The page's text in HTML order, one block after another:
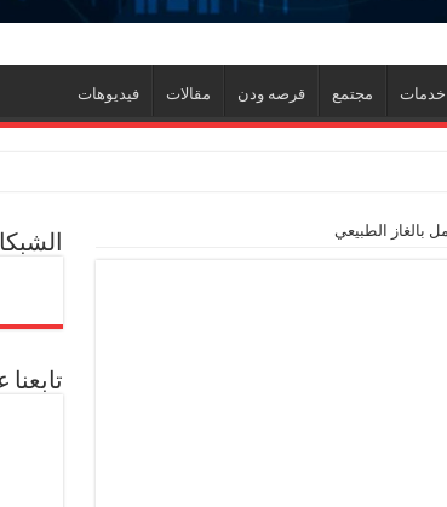
خدمات مجتمع قرصه ودن مقالات فيديوهات
مذكرة التفاهم لربط اكتشافات الشركة في قبرص بالبنية التحتية
بالغاز الطبيعي